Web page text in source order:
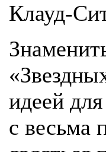
Клауд-
идеей
с весьма